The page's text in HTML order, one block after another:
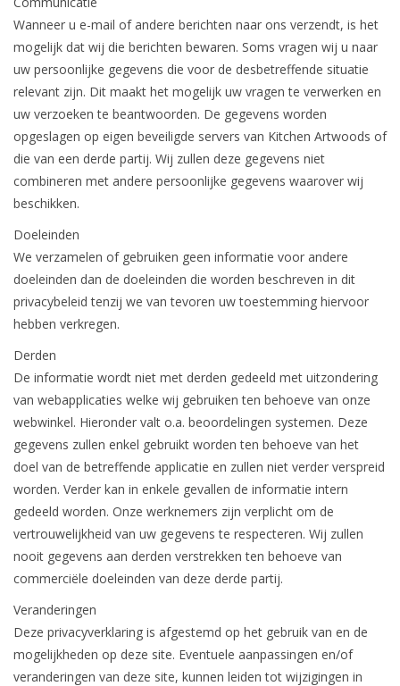
Wanneer u e-mail of andere berichten naar ons verzendt, is het
mogelijk dat wij die berichten bewaren. Soms vragen wij u naar
uw persoonlijke gegevens die voor de desbetreffende situatie
relevant zijn. Dit maakt het mogelijk uw vragen te verwerken en
uw verzoeken te beantwoorden. De gegevens worden
opgeslagen op eigen beveiligde servers van Kitchen Artwoods of
die van een derde partij. Wij zullen deze gegevens niet
combineren met andere persoonlijke gegevens waarover wij
beschikken.
Doeleinden
We verzamelen of gebruiken geen informatie voor andere
doeleinden dan de doeleinden die worden beschreven in dit
privacybeleid tenzij we van tevoren uw toestemming hiervoor
hebben verkregen.
Derden
De informatie wordt niet met derden gedeeld met uitzondering
van webapplicaties welke wij gebruiken ten behoeve van onze
webwinkel. Hieronder valt o.a. beoordelingen systemen. Deze
gegevens zullen enkel gebruikt worden ten behoeve van het
doel van de betreffende applicatie en zullen niet verder verspreid
worden. Verder kan in enkele gevallen de informatie intern
gedeeld worden. Onze werknemers zijn verplicht om de
vertrouwelijkheid van uw gegevens te respecteren. Wij zullen
nooit gegevens aan derden verstrekken ten behoeve van
commerciële doeleinden van deze derde partij.
Veranderingen
Deze privacyverklaring is afgestemd op het gebruik van en de
mogelijkheden op deze site. Eventuele aanpassingen en/of
veranderingen van deze site, kunnen leiden tot wijzigingen in